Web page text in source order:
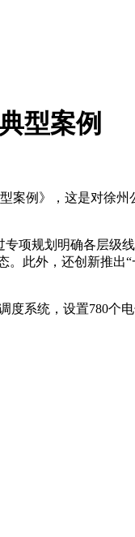
型案例
案例》，这是对徐
项规划明确各层级
此外，还创新推出
系统，设置780个